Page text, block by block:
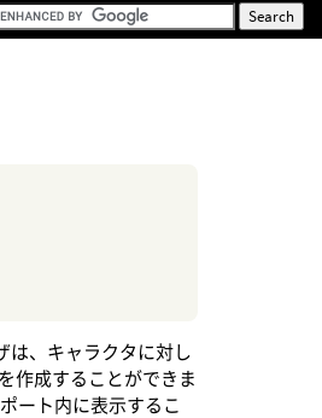
は、キャラクタに対し
作成することができま
ート内に表示するこ